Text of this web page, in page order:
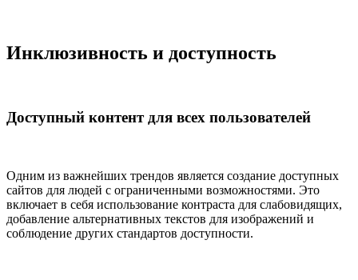
Инклюзивность и доступность
Доступный контент для всех пользователей
Одним из важнейших трендов является создание доступных
сайтов для людей с ограниченными возможностями. Это
включает в себя использование контраста для слабовидящих,
добавление альтернативных текстов для изображений и
соблюдение других стандартов доступности.